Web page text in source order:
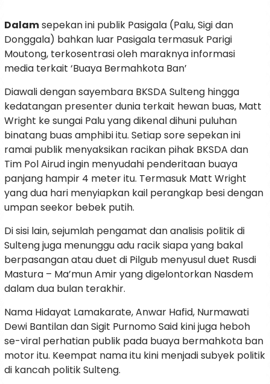
Dalamsepekan ini publik Pasigala (Palu, Sigi dan
Donggala) bahkan luar Pasigala termasuk Parigi
Moutong, terkosentrasi oleh maraknya informasi
media terkait ‘Buaya Bermahkota Ban’
Diawali dengan sayembara BKSDA Sulteng hingga
kedatangan presenter dunia terkait hewan buas, Matt
Wright ke sungai Palu yang dikenal dihuni puluhan
binatang buas amphibi itu. Setiap sore sepekan ini
ramai publik menyaksikan racikan pihak BKSDA dan
Tim Pol Airud ingin menyudahi penderitaan buaya
panjang hampir 4 meter itu. Termasuk Matt Wright
yang dua hari menyiapkan kail perangkap besi dengan
umpan seekor bebek putih.
Di sisi lain, sejumlah pengamat dan analisis politik di
Sulteng juga menunggu adu racik siapa yang bakal
berpasangan atau duet di Pilgub menyusul duet Rusdi
Mastura – Ma’mun Amir yang digelontorkan Nasdem
dalam dua bulan terakhir.
Nama Hidayat Lamakarate, Anwar Hafid, Nurmawati
Dewi Bantilan dan Sigit Purnomo Said kini juga heboh
se-viral perhatian publik pada buaya bermahkota ban
motor itu. Keempat nama itu kini menjadi subyek politik
di kancah politik Sulteng.